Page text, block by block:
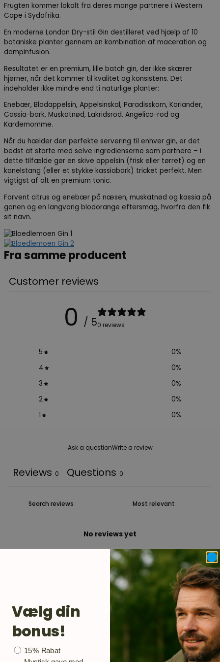
Frugten kommer lokalt fra deres mange partnere i Western
Cape i Sydafrika.
En moderne London Dry-stil Gin destilleret ved hjælp af 10
botaniske planter gennem en kombination af maceration og
dampinfusion.
Resultatet er en premium, lille batch gin, der ikke skærer
hjørner, når det kommer til kvalitet og konsistens. Det
indeholder ikke mindre end ti naturlige planter:
Enebær, Blodappelsin, Appelsinskal, Paradisskorn, Koriander,
Cassia-bark, Muskatnød, Lakridsrod, Angelica-rod og
Kardemomme.
Når du hælder den perfekte servering til enhver gin, er det
bedst at starte med selve ingredienserne som partnere – i
dette tilfælde gør en skive appelsin (frisk eller tørret) og en
kanelstang (eller et stykke kassiabark) tricket perfekt. Men
vigtigst af alt en premium tonic.
Forvent citrus og enebær på næsen, muskatnød og kassia på
ganen og en langvarig blodorange eftersmag, hvorfra den fik
sit navn.
Fra samme producent
Customer reviews
0 / 50 reviews
5 0%
4
0%
3
0%
2
0%
1
0%
Ask a questionWrite a review
Reviews 0 Questions 0
No reviews yet
Vælg din
bonus!
Bonusgave
15% Rabat